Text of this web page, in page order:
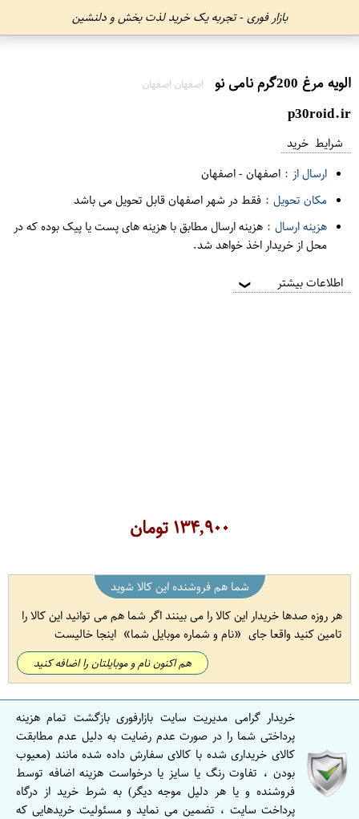
بازار فوری - تجربه یک خرید لذت بخش و دلنشین
الویه مرغ 200گرم نامی نو اصفهان اصفهان
p30roid.ir
شرایط خرید
ارسال از : اصفهان-اصفهان
مکان تحویل : فقط در شهر اصفهان قابل تحویل می باشد
هزینه ارسال : هزینه ارسال مطابق با هزینه های پست یا پیک بوده که در
محل از خریدار اخذ خواهد شد.
اطلاعات بیشتر ❯
۱۳۴,۹۰۰تومان
شما هم فروشنده این کالا شوید
هر روزه صدها خریدار این کالا را می بینند اگر شما هم می توانید این کالا را
تامین کنید واقعا جای
نام و شماره موبایل شما اینجا خالیست
هم اکنون نام و موبایلتان را اضافه کنید
خریدار گرامی مدیریت سایت بازارفوری بازگشت تمام هزینه
پرداختی شما را در صورت عدم رضایت به دلیل عدم مطابقت
کالای خریداری شده با کالای سفارش داده شده مانند (معیوب
بودن ، تفاوت رنگ یا سایز یا درخواست هزینه اضافه توسط
فروشنده و یا هر دلیل موجه دیگر) به شرط خرید از درگاه
پرداخت سایت ، تضمین می نماید و مسئولیت خریدهایی که